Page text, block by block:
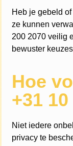
Heb je gebeld
ze kunnen
200 2070 veilig
bewuster
Hoe
+31
Niet iedere
privacy te